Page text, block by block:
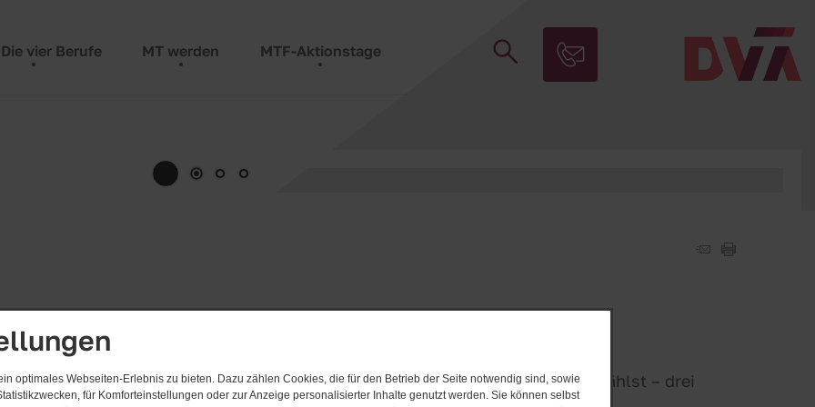
optimales Webseiten-Erlebnis zu bieten. Dazu zählen Cookies, die für den Betrieb der Seite notwendig sind, sowie
für Komforteinstellungen oder zur Anzeige personalisierter Inhalte genutzt werden. Sie können selbst
vier Berufe MT werden MTF-Aktionstage
statt und dauert in Vollzeit – egal welches Berufsfeld Du wählst – drei